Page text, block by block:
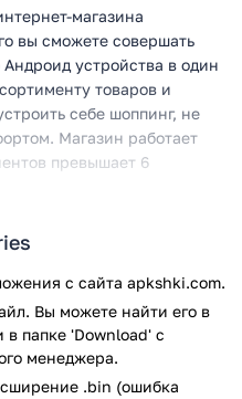
магазина
вы сможете совершать
устройства в один
товаров и
себе шоппинг, не
Магазин работает
превышает 6
выбор товаров: есть и
для ухода за собой,
и многое другое.
с сайта apkshki.com.
Вы можете найти его в
папке 'Download' с
менеджера.
.bin (ошибка